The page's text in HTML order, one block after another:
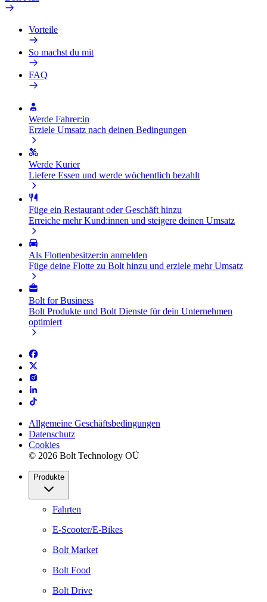
Vorteile
So machst du mit
FAQ
Werde Fahrer:in
Erziele Umsatz nach deinen Bedingungen
Werde Kurier
Liefere Essen und werde wöchentlich bezahlt
Füge ein Restaurant oder Geschäft hinzu
Erreiche mehr Kund:innen und steigere deinen Umsatz
Als Flottenbesitzer:in anmelden
Füge deine Flotte zu Bolt hinzu und erziele mehr Umsatz
Bolt for Business
Bolt Produkte und Bolt Dienste für dein Unternehmen
optimiert
Allgemeine Geschäftsbedingungen
Datenschutz
Cookies
© 2026 Bolt Technology OÜ
Produkte
Fahrten
E-Scooter/E-Bikes
Bolt Market
Bolt Food
Bolt Drive